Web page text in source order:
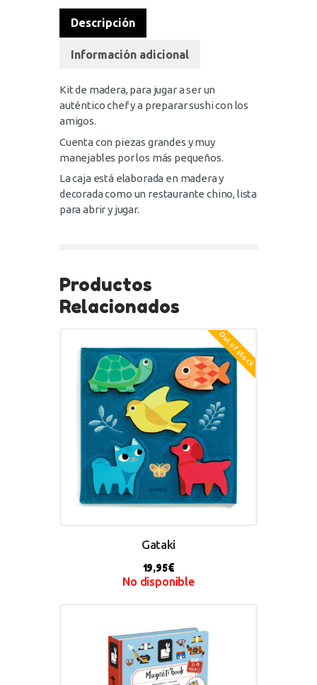
Descripción
Información adicional
Kit de madera, para jugar a ser un
auténtico chef y a preparar sushi con los
amigos.
Cuenta con piezas grandes y muy
manejables por los más pequeños.
La caja está elaborada en madera y
decorada como un restaurante chino, lista
para abrir y jugar.
Productos
Relacionados
Out of stock
Gataki
19,95€
No disponible